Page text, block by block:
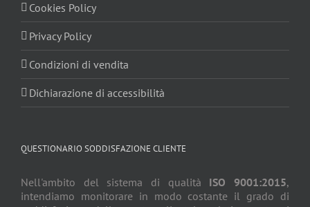
Cookies Policy
Privacy Policy
Condizioni di vendita
Dichiarazione di accessibilità
QUESTIONARIO SODDISFAZIONE CLIENTE
Nell'ambito del sistema di qualità ISO 9001:2015,
intendiamo monitorare in modo costante il grado di